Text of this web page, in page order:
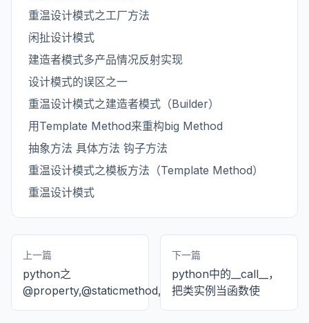
重温设计模式之工厂方法
闲扯设计模式
建造者模式多产品情况反射实现
设计模式的误区之一
重温设计模式之建造者模式（Builder）
用Template Method来重构big Method
抽象方法 具体方法 钩子方法
重温设计模式之模板方法（Template Method）
重温设计模式
上一篇
python之
@property,@staticmethod,@classmethod
下一篇
python中的__call__，
把类实例当函数使